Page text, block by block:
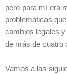
pero para mí era
problemáticas
cambios legales
de más de cuatro
Vamos a las